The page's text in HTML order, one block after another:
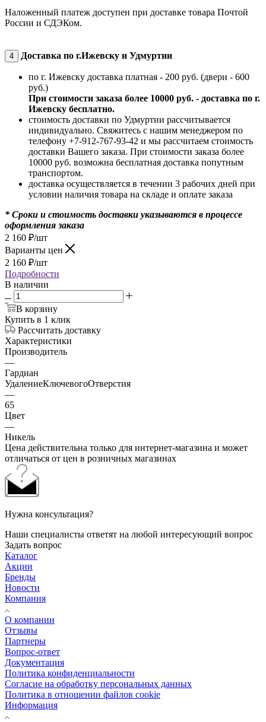
Наложенный платеж доступен при доставке товара Почтой
России и СДЭКом.
4 Доставка по г.Ижевску и Удмуртии
по г. Ижевску доставка платная - 200 руб. (двери - 600
руб.)
При стоимости заказа более 10000 руб. - доставка по г.
Ижевску бесплатно.
стоимость доставки по Удмуртии рассчитывается
индивидуально. Свяжитесь с нашим менеджером по
телефону +7-912-767-93-42 и мы рассчитаем стоимость
доставки Вашего заказа. При стоимости заказа более
10000 руб. возможна бесплатная доставка попутным
транспортом.
доставка осуществляется в течении 3 рабочих дней при
условии наличия товара на складе и оплате заказа
* Сроки и стоимость доставки указываются в процессе
оформления заказа
2 160 ₽/шт
Варианты цен
2 160 ₽/шт
Подробности
В наличии
В корзину
Купить в 1 клик
Рассчитать доставку
Характеристики
Производитель
—
Гардиан
УдалениеКлючевогоОтверстия
—
65
Цвет
—
Никель
Цена действительна только для интернет-магазина и может
отличаться от цен в розничных магазинах
Нужна консультация?
Наши специалисты ответят на любой интересующий вопрос
Задать вопрос
Каталог
Акции
Бренды
Новости
Компания
О компании
Отзывы
Партнеры
Вопрос-ответ
Документация
Политика конфиденциальности
Согласие на обработку персональных данных
Политика в отношении файлов cookie
Информация